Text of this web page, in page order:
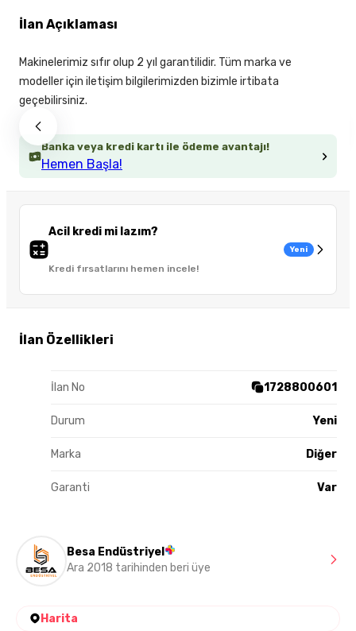
Banka veya kredi kartı ile ödeme avantajı!
Hemen Başla!
Acil kredi mi lazım?
Kredi fırsatlarını hemen incele!
Yeni
İlan Özellikleri
İlan No 1728800601
Durum Yeni
Marka Diğer
Garanti Var
İlan Açıklaması
Makinelerimiz sıfır olup 2 yıl garantilidir. Tüm marka ve
modeller için iletişim bilgilerimizden bizimle irtibata
geçebilirsiniz.
Besa Endüstriyel
Ara 2018 tarihinden beri üye
Harita